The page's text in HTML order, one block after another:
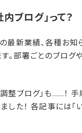
ブログ」って？
最新業績、各種お
。部署ごとのブログ
整ブログ」も……！
た！ 各記事には「